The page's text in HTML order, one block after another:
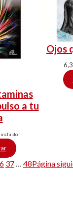
a tu
incluido
Ojos
37… 48Página